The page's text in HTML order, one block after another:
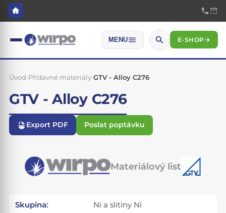
MENU E-SHOP→
Úvod›Přídavné materiály›GTV - Alloy C276
GTV - Alloy C276
Export PDF Poslat poptávku
Materiálový list
Skupina: Ni a slitiny Ni